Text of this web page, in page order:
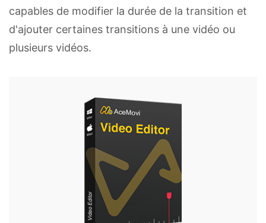
capables de modifier la durée de la transition et
d'ajouter certaines transitions à une vidéo ou
plusieurs vidéos.